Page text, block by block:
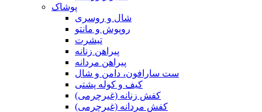
پوشاک
شال و روسری
روپوش و مانتو
تیشرت
پیراهن زنانه
پیراهن مردانه
ست سارافون، دامن و شال
کیف و کوله پشتی
کفش زنانه (غیرچرمی)
کفش مردانه (غیرچرمی)